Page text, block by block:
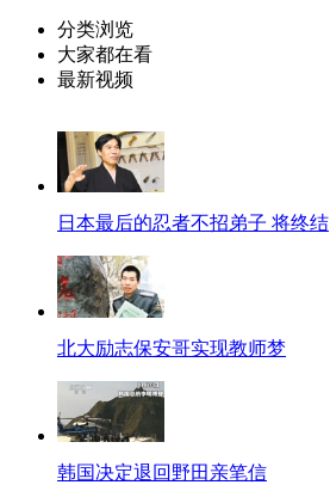
分类浏览
大家都在看
最新视频
日本最后的忍者不招弟子 将终结
北大励志保安哥实现教师梦
韩国决定退回野田亲笔信